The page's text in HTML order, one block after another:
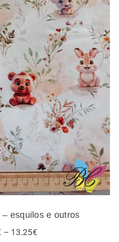
7.50€
esquilos e outros
esquilos e outros
– 13.25€Price